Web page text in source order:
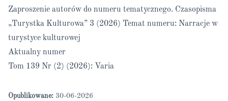
Zaproszenie autorów do numeru tematycznego. Czasopisma
„Turystka Kulturowa” 3 (2026) Temat numeru: Narracje w
turystyce kulturowej
Aktualny numer
Tom 139 Nr (2) (2026): Varia
Opublikowane: 30-06-2026